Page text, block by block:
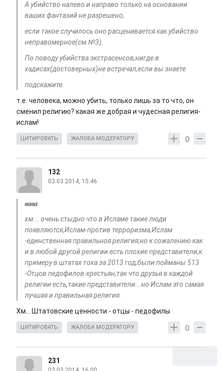
А убийство налево и направо только на основании
ваших фантазий не разрешено,
если такое случилось оно расценивается как убийство
неправомерное(см.№3).
По поводу убийства экстрасенсов,нигде в
хадисах(достоверных)не встречал,если вы знаете
подскажите.
т.е. человека, можно убить, только лишь за то что, он
сменил религию? какая же добрая и чудесная религия-
ислам!
0
ЦИТИРОВАТЬ ЖАЛОБА МОДЕРАТОРУ
132
03.03.2014, 15:46
вава
хм... очень стыдно что в Исламе такие люди
появляются,Ислам-против терроризма,Ислам
-единственная правильноя религия,но к сожалению как
и в любой другой религии есть плохие представители,к
примеру в штатах тока за 2013 год,были пойманы 513
-Отцов педофилов-хрестьян,так что друзья в каждой
религии есть,такие представители...но Ислам это самая
лучшая и правильная религия.
Хм... Штатовские ценности - отцы - педофилы
0
ЦИТИРОВАТЬ ЖАЛОБА МОДЕРАТОРУ
231